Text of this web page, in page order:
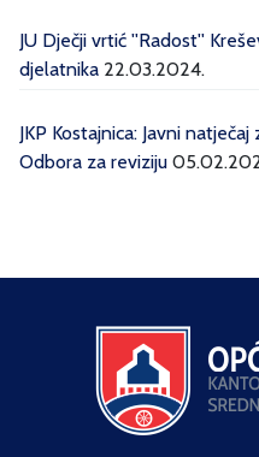
JU Dječji vrtić ''Radost''
djelatnika 22.03.2024.
JKP Kostajnica: Javni
Odbora za reviziju